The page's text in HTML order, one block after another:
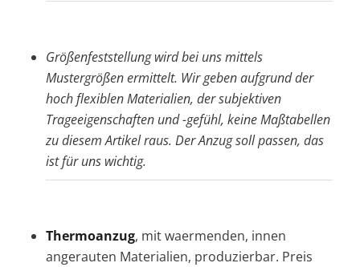
Größenfeststellung wird bei uns mittels
Mustergrößen ermittelt. Wir geben aufgrund der
hoch flexiblen Materialien, der subjektiven
Trageeigenschaften und -gefühl, keine Maßtabellen
zu diesem Artikel raus. Der Anzug soll passen, das
ist für uns wichtig.
Thermoanzug, mit waermenden, innen
angerauten Materialien, produzierbar. Preis